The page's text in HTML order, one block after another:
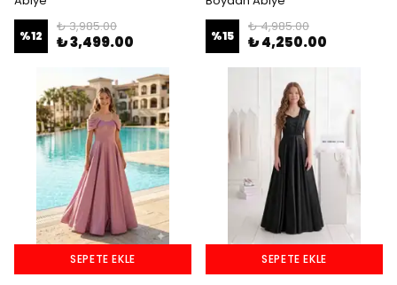
%12
₺ 3,985.00
₺ 3,499.00 %15
₺ 4,985.00
₺ 4,250.00
SEPETE EKLE SEPETE EKLE